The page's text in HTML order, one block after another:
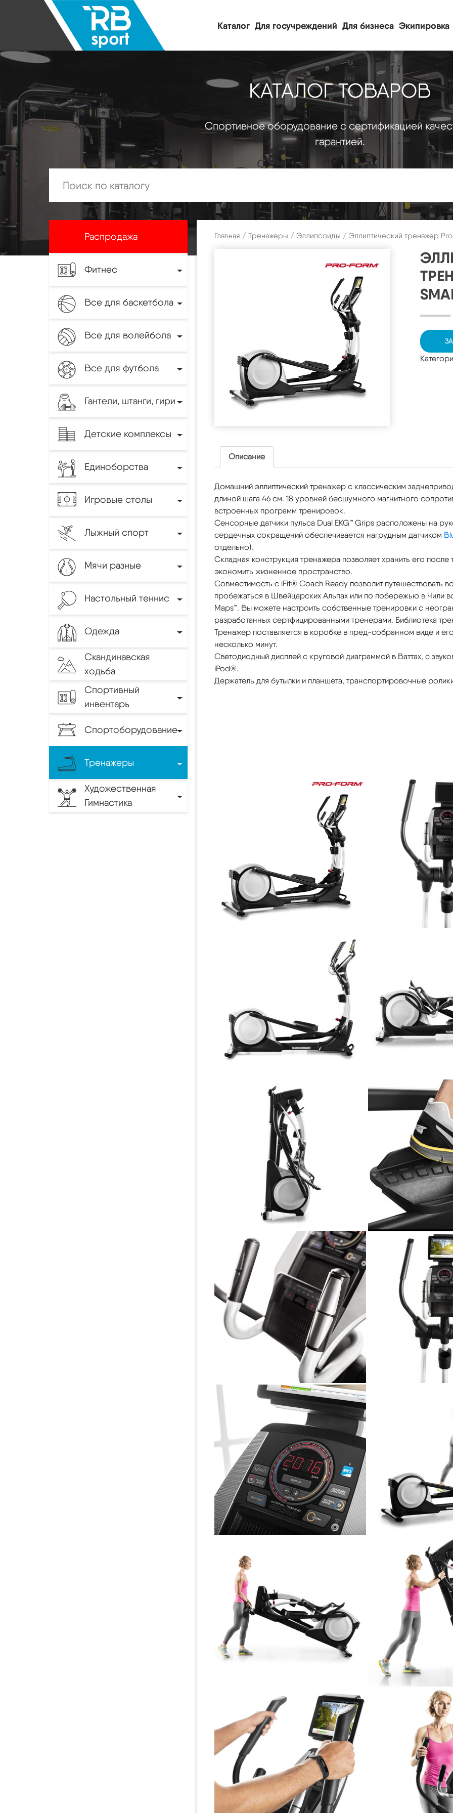
Каталог Для госучреждений Для бизнеса Экипировка
КАТАЛОГ ТОВАРОВ
Спортивное оборудование с сертификацией
гарантией.
Распродажа
Фитнес
Все для баскетбола
Все для волейбола
Все для футбола
Гантели, штанги, гири
Детские комплексы
Единоборства
Игровые столы
Лыжный спорт
Мячи разные
Настольный теннис
Одежда
Скандинавская
ходьба
Спортивный
инвентарь
Спортоборудование
Тренажеры
Художественная
Гимнастика
Главная / Тренажеры / Эллипсоиды / Эллиптический тренажер
Описание
Домашний эллиптический тренажер с классическим
длиной шага 46 см. 18 уровней бесшумного магнитного
встроенных программ тренировок.
Сенсорные датчики пульса Dual EKG™ Grips расположены на
сердечных сокращений обеспечивается нагрудным датчиком
отдельно).
Складная конструкция тренажера позволяет хранить его
экономить жизненное пространство.
Совместимость с iFit® Coach Ready позволит путешествовать
пробежаться в Швейцарских Альпах или по побережью в
Maps™. Вы можете настроить собственные тренировки с
разработанных сертфицированными тренерами. Библиотека
Тренажер поставляется в коробке в пред-собранном виде и
несколько минут.
Светодиодный дисплей с круговой диаграммой в Ваттах, с
iPod®.
Держатель для бутылки и планшета, транспортировочные